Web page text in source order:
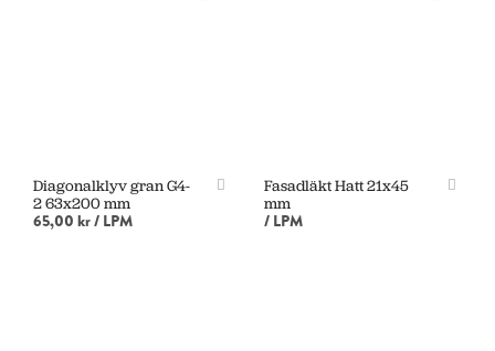
Diagonalklyv gran G4-
2 63x200 mm
65,00 kr/ LPM
Fasadläkt Hatt 21x45
mm
/ LPM